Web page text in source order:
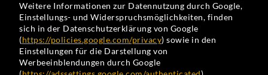
Weitere Informationen zur Datennutzung durch Google,
Einstellungs- und Widerspruchsmöglichkeiten, finden
sich in der Datenschutzerklärung von Google
(https://policies.google.com/privacy) sowie in den
Einstellungen für die Darstellung von
Werbeeinblendungen durch Google